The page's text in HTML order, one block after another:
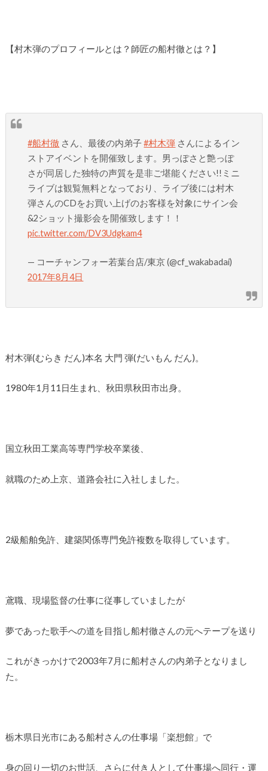
【村木弾のプロフィールとは？師匠の船村徹とは？】
#船村徹 さん、最後の内弟子#村木弾 さんによるイン
ストアイベントを開催致します。男っぽさと艶っぽ
さが同居した独特の声質を是非ご堪能ください!!ミニ
ライブは観覧無料となっており、ライブ後には村木
弾さんのCDをお買い上げのお客様を対象にサイン会
&2ショット撮影会を開催致します！！
pic.twitter.com/DV3Udgkam4
— コーチャンフォー若葉台店/東京 (@cf_wakabadai)
2017年8月4日
村木弾(むらき だん)本名 大門 弾(だいもん だん)。
1980年1月11日生まれ、秋田県秋田市出身。
国立秋田工業高等専門学校卒業後、
就職のため上京、道路会社に入社しました。
2級船舶免許、建築関係専門免許複数を取得しています。
鳶職、現場監督の仕事に従事していましたが
夢であった歌手への道を目指し船村徹さんの元へテープを送り
これがきっかけで2003年7月に船村さんの内弟子となりまし
た。
栃木県日光市にある船村さんの仕事場「楽想館」で
身の回り一切のお世話、さらに付き人として仕事場へ同行・運